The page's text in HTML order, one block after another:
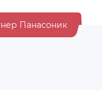
Панасоник